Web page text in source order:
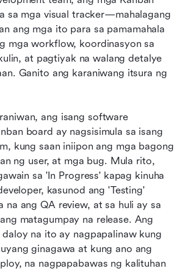
sa mga visual tracker—mahalagang
ang mga ito para sa pamamahala
mga workflow, koordinasyon sa
at pagtiyak na walang detalye
Ganito ang karaniwang itsura ng
ang isang software
board ay nagsisimula sa isang
kung saan iniipon ang mga bagong
ng user, at mga bug. Mula rito,
sa 'In Progress' kapag kinuha
kasunod ang 'Testing'
na ang QA review, at sa huli ay sa
matagumpay na release. Ang
na ito ay nagpapalinaw kung
ginagawa at kung ano ang
na nagpapabawas ng kalituhan